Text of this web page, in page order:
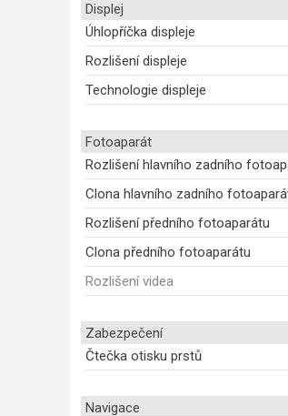
Displej
Úhlopříčka displeje
Rozlišení displeje
Technologie displeje
Fotoaparát
Rozlišení hlavního zadního
Clona hlavního zadního
Rozlišení předního fotoaparátu
Clona předního fotoaparátu
Rozlišení videa
Zabezpečení
Čtečka otisku prstů
Navigace